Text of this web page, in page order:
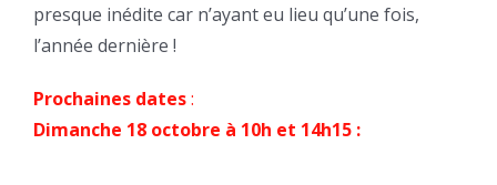
presque inédite car n’ayant eu lieu qu’une fois,
l’année dernière !
Prochaines dates:
Dimanche 18 octobre à 10h et 14h15 :